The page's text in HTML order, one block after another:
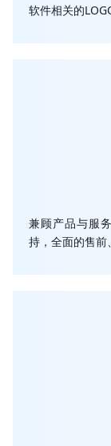
软件相关的
兼顾产品与服
持，全面的售前